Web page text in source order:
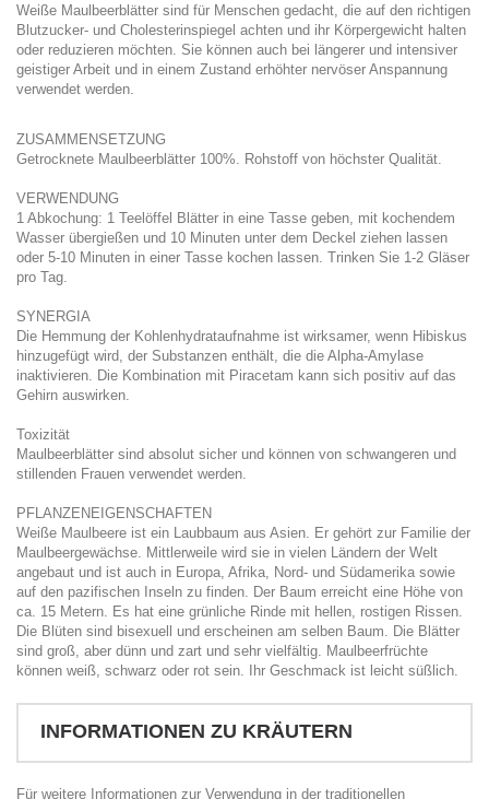
Weiße Maulbeerblätter sind für Menschen gedacht, die auf den richtigen
Blutzucker- und Cholesterinspiegel achten und ihr Körpergewicht halten
oder reduzieren möchten. Sie können auch bei längerer und intensiver
geistiger Arbeit und in einem Zustand erhöhter nervöser Anspannung
verwendet werden.
ZUSAMMENSETZUNG
Getrocknete Maulbeerblätter 100%. Rohstoff von höchster Qualität.
VERWENDUNG
1 Abkochung: 1 Teelöffel Blätter in eine Tasse geben, mit kochendem
Wasser übergießen und 10 Minuten unter dem Deckel ziehen lassen
oder 5-10 Minuten in einer Tasse kochen lassen. Trinken Sie 1-2 Gläser
pro Tag.
SYNERGIA
Die Hemmung der Kohlenhydrataufnahme ist wirksamer, wenn Hibiskus
hinzugefügt wird, der Substanzen enthält, die die Alpha-Amylase
inaktivieren. Die Kombination mit Piracetam kann sich positiv auf das
Gehirn auswirken.
Toxizität
Maulbeerblätter sind absolut sicher und können von schwangeren und
stillenden Frauen verwendet werden.
PFLANZENEIGENSCHAFTEN
Weiße Maulbeere ist ein Laubbaum aus Asien. Er gehört zur Familie der
Maulbeergewächse. Mittlerweile wird sie in vielen Ländern der Welt
angebaut und ist auch in Europa, Afrika, Nord- und Südamerika sowie
auf den pazifischen Inseln zu finden. Der Baum erreicht eine Höhe von
ca. 15 Metern. Es hat eine grünliche Rinde mit hellen, rostigen Rissen.
Die Blüten sind bisexuell und erscheinen am selben Baum. Die Blätter
sind groß, aber dünn und zart und sehr vielfältig. Maulbeerfrüchte
können weiß, schwarz oder rot sein. Ihr Geschmack ist leicht süßlich.
INFORMATIONEN ZU KRÄUTERN
Für weitere Informationen zur Verwendung in der traditionellen